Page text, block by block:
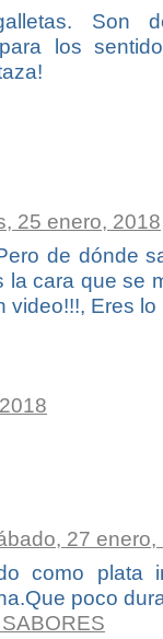
Son
los
25 enero, 2018
de dónde
la cara que se
video!!!, Eres
27 enero,
como plata
poco